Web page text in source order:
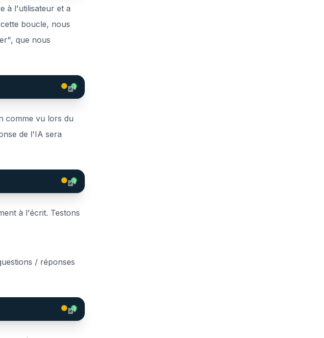
à l'utilisateur et a
boucle, nous
que nous
comme vu lors du
de l'IA sera
à l'écrit. Testons
/ réponses